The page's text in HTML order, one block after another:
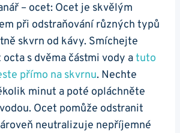
– ocet: Ocet je⁢ skvělým⁣
při odstraňování různých typů‌
skvrn‌ od kávy. Smíchejte
octa s ​dvěma částmi vody ​atuto
přímo na skvrnu. Nechte‌
minut a ⁣poté⁤ opláchněte
Ocet pomůže odstranit
neutralizuje⁢ nepříjemné